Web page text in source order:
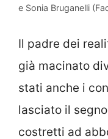
e Sonia Bruganelli
Il padre dei
già macinato
stati anche i
lasciato il
costretti ad